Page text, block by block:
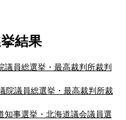
結果
員総選挙・最高裁判所裁判
議員総選挙・最高裁判所裁
事選挙・北海道議会議員選